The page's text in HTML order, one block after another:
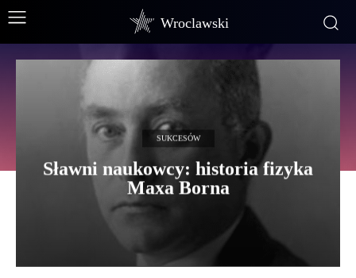
Wroclawski
SUKCESÓW
Sławni naukowcy: historia fizyka
Maxa Borna